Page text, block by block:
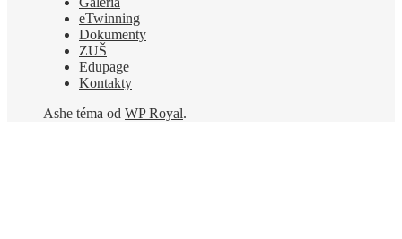
eTwinning
Dokumenty
ZUŠ
Edupage
Kontakty
Ashe téma od WP Royal.